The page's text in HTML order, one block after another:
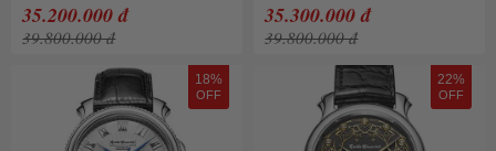
35.200.000 đ
39.800.000 đ
35.300.000 đ
39.800.000 đ
18%
OFF
22%
OFF